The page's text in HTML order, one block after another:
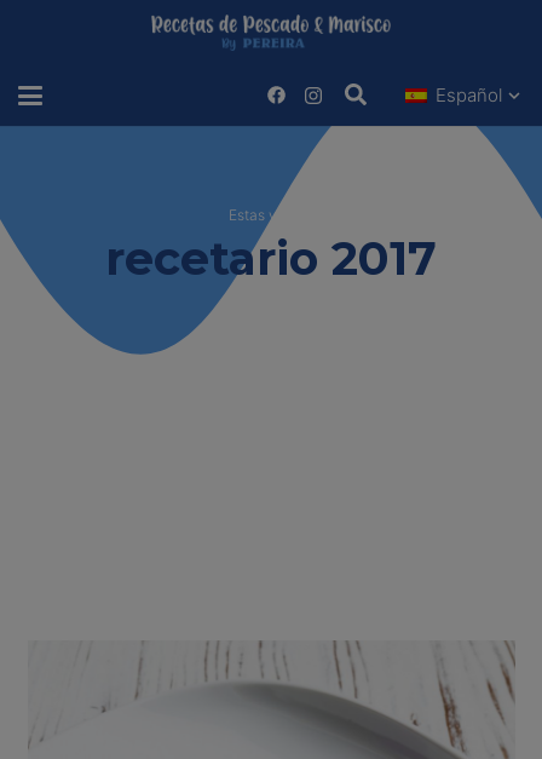
Español
Estas viendo
recetario 2017